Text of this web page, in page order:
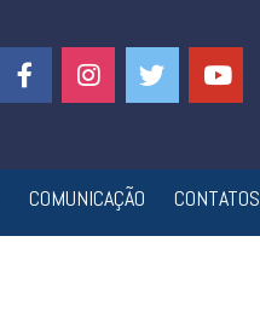
COMUNICAÇÃO CONTATOS